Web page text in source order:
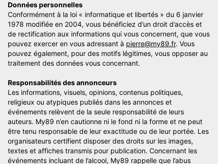
Données personnelles
Conformément à la loi « informatique et libertés » du 6 janvier
1978 modifiée en 2004, vous bénéficiez d’un droit d’accès et
de rectification aux informations qui vous concernent, que vous
pouvez exercer en vous adressant à pierre@my89.fr. Vous
pouvez également, pour des motifs légitimes, vous opposer au
traitement des données vous concernant.
Responsabilités des annonceurs
Les informations, visuels, opinions, contenus politiques,
religieux ou atypiques publiés dans les annonces et
événements relèvent de la seule responsabilité de leurs
auteurs. My89 n’en cautionne ni le fond ni la forme et ne peut
être tenu responsable de leur exactitude ou de leur portée. Les
organisateurs certifient disposer des droits sur les images,
textes et affiches transmis pour publication. Concernant les
événements incluant de l’alcool, My89 rappelle que l’abus